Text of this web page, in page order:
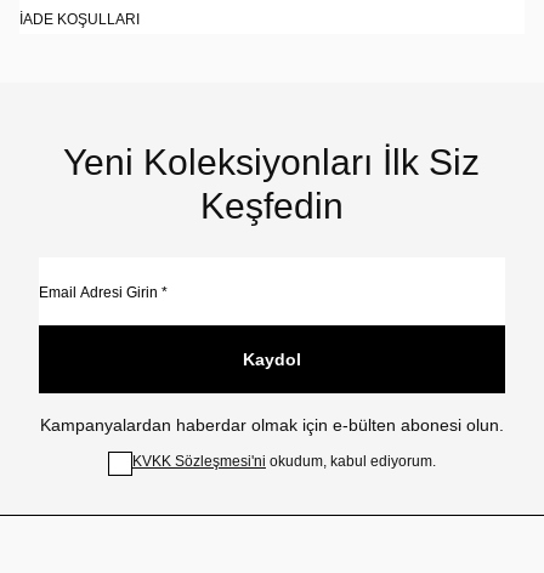
İADE KOŞULLARI
Yeni Koleksiyonları İlk Siz
Keşfedin
Kaydol
Kampanyalardan haberdar olmak için e-bülten abonesi olun.
KVKK Sözleşmesi'ni okudum, kabul ediyorum.